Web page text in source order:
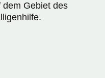
Gebiet des